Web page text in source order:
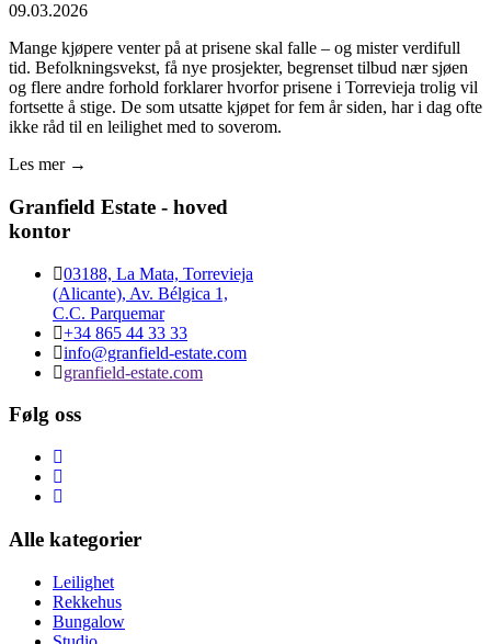
09.03.2026
Mange kjøpere venter på at prisene skal falle – og mister verdifull
tid. Befolkningsvekst, få nye prosjekter, begrenset tilbud nær sjøen
og flere andre forhold forklarer hvorfor prisene i Torrevieja trolig vil
fortsette å stige. De som utsatte kjøpet for fem år siden, har i dag ofte
ikke råd til en leilighet med to soverom.
Les mer →
Granfield Estate - hoved
kontor
03188, La Mata, Torrevieja
(Alicante), Av. Bélgica 1,
C.C. Parquemar
+34 865 44 33 33
info@granfield-estate.com
granfield-estate.com
Følg oss
Alle kategorier
Leilighet
Rekkehus
Bungalow